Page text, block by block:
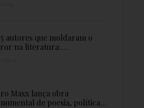
autores que moldaram o
na literatura:…
Maxx lança obra
de poesia, política…